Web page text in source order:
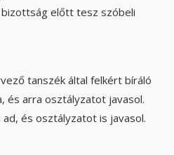
előtt tesz szóbeli
tanszék által felkért bíráló
és arra osztályzatot javasol.
és osztályzatot is javasol.